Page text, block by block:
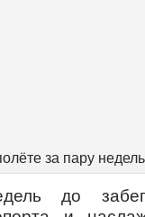
за пару
до